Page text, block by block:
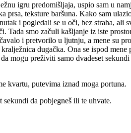
igru predomišljaja, uspio sam u
teksture baršuna. Kako sam
i pogledali se u oči, bez straha, ali
Tada smo začuli kašljanje iz iste
i pretvorilo u ljutnju, a mene su
dugačka. Ona se ispod
mogu preživiti samo dvadeset
kvartu, putevima iznad moga portuna.
da pobjegneš ili te uhvate.